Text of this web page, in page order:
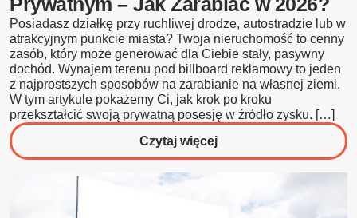
Posiadasz działkę przy ruchliwej drodze, autostradzie lub w
atrakcyjnym punkcie miasta? Twoja nieruchomość to cenny
zasób, który może generować dla Ciebie stały, pasywny
dochód. Wynajem terenu pod billboard reklamowy to jeden
z najprostszych sposobów na zarabianie na własnej ziemi.
W tym artykule pokażemy Ci, jak krok po kroku
przekształcić swoją prywatną posesję w źródło zysku. […]
Czytaj więcejo
Reklama
Drodze